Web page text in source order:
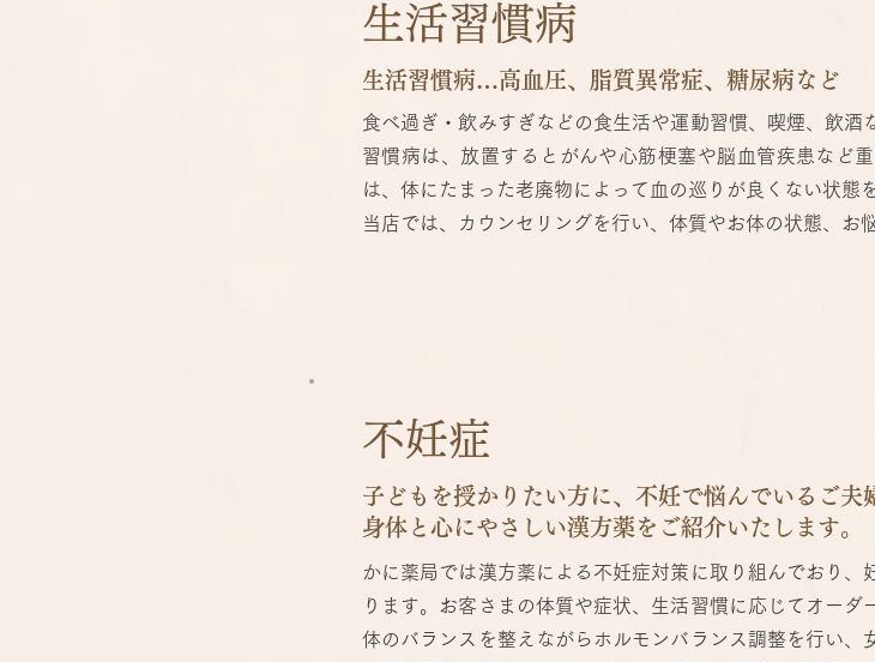
生活習慣病
生活習慣病…高血圧、脂質異常症、糖尿病など
食べ過ぎ・飲みすぎなどの食生活や運動習慣、喫煙、飲
習慣病は、放置するとがんや心筋梗塞や脳血管疾患など
は、体にたまった老廃物によって血の巡りが良くない状態
当店では、カウンセリングを行い、体質やお体の状態、お
不妊症
子どもを授かりたい方に、不妊で悩んでいるご夫
身体と心にやさしい漢方薬をご紹介いたします。
かに薬局では漢方薬による不妊症対策に取り組んでおり
ります。お客さまの体質や症状、生活習慣に応じてオーダ
体のバランスを整えながらホルモンバランス調整を行い、